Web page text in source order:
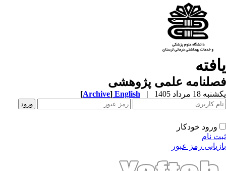
علمی پژوهشی
18 مرداد 1405 |
English
[Archive]
ورود خودکار
نام
رمز عبور